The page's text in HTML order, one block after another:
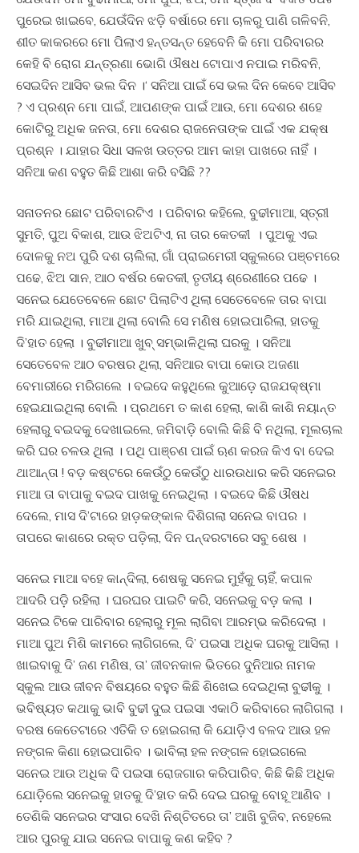
ପୁରେଇ ଖାଇବେ, ଯେଉଁଦିନ ଝଡ଼ି ବର୍ଷାରେ ମୋ ଚାଳରୁ ପାଣି ଗଳିବନି,
ଶୀତ କାକରରେ ମୋ ପିଲାଏ ହନ୍ତସନ୍ତ ହେବେନି କି ମୋ ପରିବାରର
କେହି ବି ରୋଗ ଯନ୍ତ୍ରଣା ଭୋଗି ଔଷଧ ଟୋପାଏ ନପାଇ ମରିବନି,
ସେଇଦିନ ଆସିବ ଭଲ ଦିନ ।‘ ସନିଆ ପାଇଁ ସେ ଭଲ ଦିନ କେବେ ଆସିବ
? ଏ ପ୍ରଶ୍ନ ମୋ ପାଇଁ, ଆପଣଙ୍କ ପାଇଁ ଆଉ, ମୋ ଦେଶର ଶହେ
କୋଟିରୁ ଅଧିକ ଜନତା, ମୋ ଦେଶର ରାଜନେତାଙ୍କ ପାଇଁ ଏକ ଯକ୍ଷ
ପ୍ରଶ୍ନ । ଯାହାର ସିଧା ସଳଖ ଉତ୍ତର ଆମ କାହା ପାଖରେ ନାହିଁ ।
ସନିଆ କଣ ବହୁତ କିଛି ଆଶା କରି ବସିଛି ??
ସନାତନର ଛୋଟ ପରିବାରଟିଏ । ପରିବାର କହିଲେ, ବୁଢୀମାଆ, ସ୍ତ୍ରୀ
ସୁମତି, ପୁଅ ବିକାଶ, ଆଉ ଝିଅଟିଏ, ନା ତାର କେତକୀ । ପୁଅକୁ ଏଇ
ଦୋଳକୁ ନଅ ପୁରି ଦଶ ଚାଲିଲା, ଗାଁ ପ୍ରାଇମେରୀ ସ୍କୁଲରେ ପଞ୍ଚମରେ
ପଢେ, ଝିଅ ସାନ, ଆଠ ବର୍ଷର କେତକୀ, ତୃତୀୟ ଶ୍ରେଣୀରେ ପଢେ ।
ସନେଇ ଯେତେବେଳେ ଛୋଟ ପିଲାଟିଏ ଥିଲା ସେତେବେଳେ ତାର ବାପା
ମରି ଯାଇଥିଲା, ମାଆ ଥିଲା ବୋଲି ସେ ମଣିଷ ହୋଇପାରିଲା, ହାତକୁ
ଦି’ହାତ ହେଲା । ବୁଢୀମାଆ ଖୁବ୍ ସମ୍ଭାଳିଥିଲା ଘରକୁ । ସନିଆ
ସେତେବେଳ ଆଠ ବରଷର ଥିଲା, ସନିଆର ବାପା କୋଉ ଅଜଣା
ବେମାରୀରେ ମରିଗଲେ । ବଇଦେ କହୁଥିଲେ କୁଆଡ଼େ ରାଜଯକ୍ଷ୍ମା
ହେଇଯାଇଥିଲା ବୋଲି । ପ୍ରଥମେ ତ କାଶ ହେଲା, କାଶି କାଶି ନୟାନ୍ତ
ହେଲାରୁ ବଇଦକୁ ଦେଖାଇଲେ, ଜମିବାଡ଼ି ବୋଲି କିଛି ବି ନଥିଲା, ମୂଲଚାଲ
କରି ଘର ଚଳଉ ଥିଲା । ପଥି ପାଞ୍ଚଣ ପାଇଁ ଋଣ କରଜ କିଏ ବା ଦେଇ
ଥାଆନ୍ତା ! ବଡ଼ କଷ୍ଟରେ କେଉଁଠୁ କେଉଁଠୁ ଧାରଉଧାର କରି ସନେଇର
ମାଆ ତା ବାପାକୁ ବଇଦ ପାଖକୁ ନେଇଥିଲା । ବଇଦେ କିଛି ଔଷଧ
ଦେଲେ, ମାସ ଦି’ଟାରେ ହାଡ଼କଙ୍କାଳ ଦିଶିଗଲା ସନେଇ ବାପର ।
ତାପରେ କାଶରେ ରକ୍ତ ପଡ଼ିଲା, ଦିନ ପନ୍ଦରଟାରେ ସବୁ ଶେଷ ।
ସନେଇ ମାଆ ବହେ କାନ୍ଦିଲା, ଶେଷକୁ ସନେଇ ମୁହଁକୁ ଚାହିଁ, କପାଳ
ଆଦରି ପଡ଼ି ରହିଲା । ଘରଘର ପାଇଟି କରି, ସନେଇକୁ ବଡ଼ କଲା ।
ସନେଇ ଟିକେ ପାରିବାର ହେଲାରୁ ମୂଲ ଲାଗିବା ଆରମ୍ଭ କରିଦେଲା ।
ମାଆ ପୁଅ ମିଶି କାମରେ ଲାଗିଗଲେ, ଦି’ ପଇସା ଅଧିକ ଘରକୁ ଆସିଲା ।
ଖାଇବାକୁ ଦି’ ଜଣ ମଣିଷ, ତା’ ଜୀବନକାଳ ଭିତରେ ଦୁନିଆର ନାମକ
ସ୍କୁଲ ଆଉ ଜୀବନ ବିଷୟରେ ବହୁତ କିଛି ଶିଖେଇ ଦେଇଥିଲା ବୁଢୀକୁ ।
ଭବିଷ୍ୟତ କଥାକୁ ଭାବି ବୁଢୀ ଦୁଇ ପଇସା ଏକାଠି କରିବାରେ ଲାଗିଗଲା ।
ବରଷ କେତେଟାରେ ଏତିକି ତ ହୋଇଗଲା କି ଯୋଡ଼ିଏ ବଳଦ ଆଉ ହଳ
ନଙ୍ଗଳ କିଣା ହୋଇପାରିବ । ଭାବିଲା ହଳ ନଙ୍ଗଳ ହୋଇଗଲେ
ସନେଇ ଆଉ ଅଧିକ ଦି ପଇସା ରୋଜଗାର କରିପାରିବ, କିଛି କିଛି ଅଧିକ
ଯୋଡ଼ିଲେ ସନେଇକୁ ହାତକୁ ଦି’ହାତ କରି ଦେଇ ଘରକୁ ବୋହୂ ଆଣିବ ।
ତେଣିକି ସନେଇର ସଂସାର ଦେଖି ନିଶ୍ଚିତରେ ତା’ ଆଖି ବୁଜିବ, ନହେଲେ
ଆର ପୁରକୁ ଯାଇ ସନେଇ ବାପାକୁ କଣ କହିବ ?